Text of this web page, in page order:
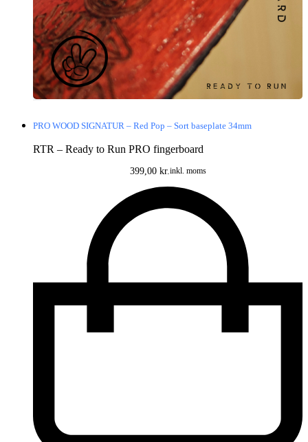
PRO WOOD SIGNATUR – Red Pop – Sort baseplate 34mm
RTR – Ready to Run PRO fingerboard
399,00 kr. inkl. moms